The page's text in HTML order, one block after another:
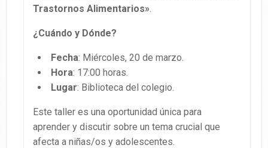
Trastornos Alimentarios»
¿Cuándo y Dónde?
Fecha: Miércoles, 20 de marzo.
Hora: 17:00 horas.
Lugar: Biblioteca del colegio.
Este taller es una oportunidad única para
aprender y discutir sobre un tema crucial que
afecta a niñas/os y adolescentes.